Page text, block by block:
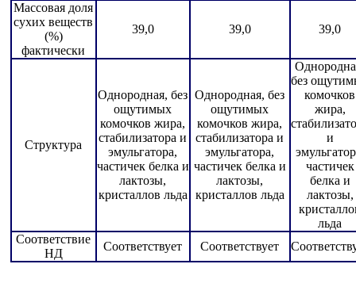
Массовая доля
сухих веществ
(%)
фактически
39,0 39,0 39,0
Структура
Однородная, без
ощутимых
комочков жира,
стабилизатора и
эмульгатора,
частичек белка и
лактозы,
кристаллов льда
Однородная, без
ощутимых
комочков жира,
стабилизатора и
эмульгатора,
частичек белка и
лактозы,
кристаллов льда
без
комочков
жира,
и
частичек
белка и
лактозы,
льда
Соответствие
НД
Соответствует Соответствует